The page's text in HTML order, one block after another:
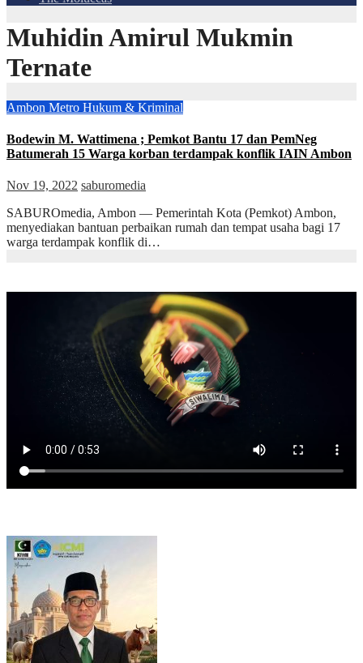
Muhidin Amirul Mukmin
Ternate
Ambon Metro Hukum & Kriminal
Bodewin M. Wattimena ; Pemkot Bantu 17 dan PemNeg
Batumerah 15 Warga korban terdampak konflik IAIN Ambon
Nov 19, 2022 saburomedia
SABUROmedia, Ambon — Pemerintah Kota (Pemkot) Ambon,
menyediakan bantuan perbaikan rumah dan tempat usaha bagi 17
warga terdampak konflik di…